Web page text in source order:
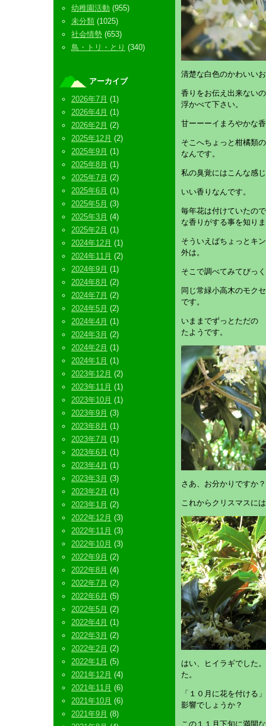
清楚な白色のかわいい
香りをお伝え出来ない
浮かべて下さい。
甘ーーーイまろやかな
そこへちょっと柑橘類
なんです。
私の臭覚にはこんな感
いい香りなんです。
毎年花は付けていたの
な香りがする事を知り
そういえばちょっとキ
外は。
そこで調べてみてびっ
同じ常緑小高木のモク
です。
いままでずっとただ
たようです。
さあ、お分かりですか
これからクリスマスに
はい、ヒイラギでした
た。
「１０月に花を付ける
影響でしょうか？
この１１月下旬に満開
幼稚園活動 (955)
未分類 (1025)
社会情勢 (653)
鳥・トリ・とり (340)
アーカイブ
2026年7月 (1)
2026年4月 (1)
2026年2月 (2)
2025年12月 (2)
2025年9月 (1)
2025年8月 (1)
2025年7月 (2)
2025年6月 (1)
2025年5月 (3)
2025年3月 (4)
2025年2月 (1)
2024年12月 (1)
2024年11月 (2)
2024年9月 (1)
2024年8月 (2)
2024年7月 (2)
2024年5月 (2)
2024年4月 (1)
2024年3月 (2)
2024年2月 (1)
2024年1月 (1)
2023年12月 (2)
2023年11月 (1)
2023年10月 (1)
2023年9月 (3)
2023年8月 (1)
2023年7月 (1)
2023年6月 (1)
2023年4月 (1)
2023年3月 (3)
2023年2月 (1)
2023年1月 (2)
2022年12月 (3)
2022年11月 (3)
2022年10月 (3)
2022年9月 (2)
2022年8月 (4)
2022年7月 (2)
2022年6月 (5)
2022年5月 (2)
2022年4月 (1)
2022年3月 (2)
2022年2月 (2)
2022年1月 (5)
2021年12月 (4)
2021年11月 (6)
2021年10月 (6)
2021年9月 (8)